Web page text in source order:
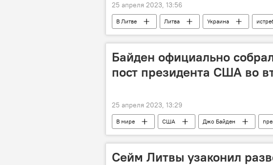
25 апреля 2023, 13:56
В Литве Литва Украина
Байден официально
пост президента США во
25 апреля 2023, 13:29
В мире США Джо Байден
Сейм Литвы узаконил